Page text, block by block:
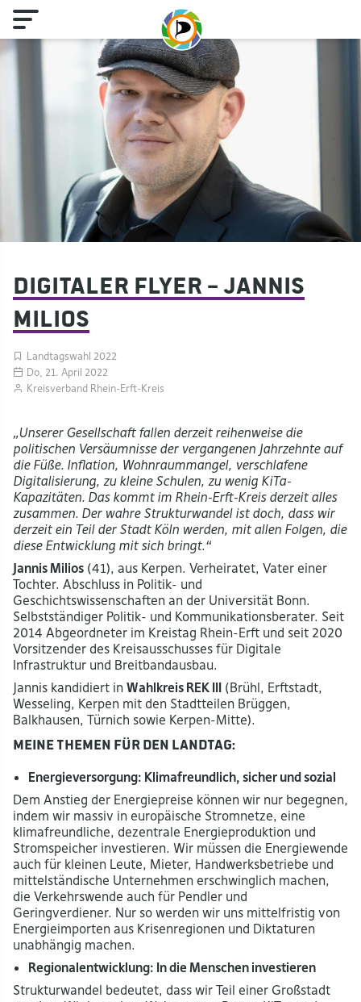
Digitaler Flyer – Jannis
Milios
Landtagswahl 2022
Do, 21. April 2022
Kreisverband Rhein-Erft-Kreis
„Unserer Gesellschaft fallen derzeit reihenweise die
politischen Versäumnisse der vergangenen Jahrzehnte auf
die Füße. Inflation, Wohnraummangel, verschlafene
Digitalisierung, zu kleine Schulen, zu wenig KiTa-
Kapazitäten. Das kommt im Rhein-Erft-Kreis derzeit alles
zusammen. Der wahre Strukturwandel ist doch, dass wir
derzeit ein Teil der Stadt Köln werden, mit allen Folgen, die
diese Entwicklung mit sich bringt.“
Jannis Milios (41), aus Kerpen. Verheiratet, Vater einer
Tochter. Abschluss in Politik- und
Geschichtswissenschaften an der Universität Bonn.
Selbstständiger Politik- und Kommunikationsberater. Seit
2014 Abgeordneter im Kreistag Rhein-Erft und seit 2020
Vorsitzender des Kreisausschusses für Digitale
Infrastruktur und Breitbandausbau.
Jannis kandidiert in Wahlkreis REK III (Brühl, Erftstadt,
Wesseling, Kerpen mit den Stadtteilen Brüggen,
Balkhausen, Türnich sowie Kerpen-Mitte).
Meine Themen für den Landtag:
Energieversorgung: Klimafreundlich, sicher und sozial
Dem Anstieg der Energiepreise können wir nur begegnen,
indem wir massiv in europäische Stromnetze, eine
klimafreundliche, dezentrale Energieproduktion und
Stromspeicher investieren. Wir müssen die Energiewende
auch für kleinen Leute, Mieter, Handwerksbetriebe und
mittelständische Unternehmen erschwinglich machen,
die Verkehrswende auch für Pendler und
Geringverdiener. Nur so werden wir uns mittelfristig von
Energieimporten aus Krisenregionen und Diktaturen
unabhängig machen.
Regionalentwicklung: In die Menschen investieren
Strukturwandel bedeutet, dass wir Teil einer Großstadt